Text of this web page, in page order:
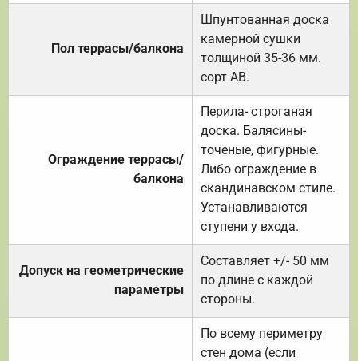
Пол террасы/балкона
Шпунтованная доска
камерной сушки
толщиной 35-36 мм.
сорт АВ.
Ограждение террасы/
балкона
Перила- строганая
доска. Балясины-
точеные, фигурные.
Либо ограждение в
скандинавском стиле.
Устанавливаются
ступени у входа.
Допуск на геометрические
параметры
Составляет +/- 50 мм
по длине с каждой
стороны.
По всему периметру
стен дома (если